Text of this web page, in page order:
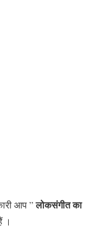
आप ”लोकसंगीत का
।